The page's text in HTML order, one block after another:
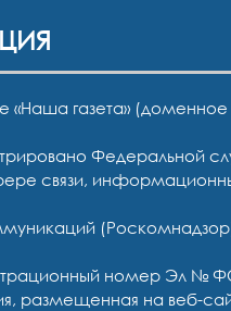
«Наша газета»
Федеральной
связи,
номер Эл №
размещенная на веб-